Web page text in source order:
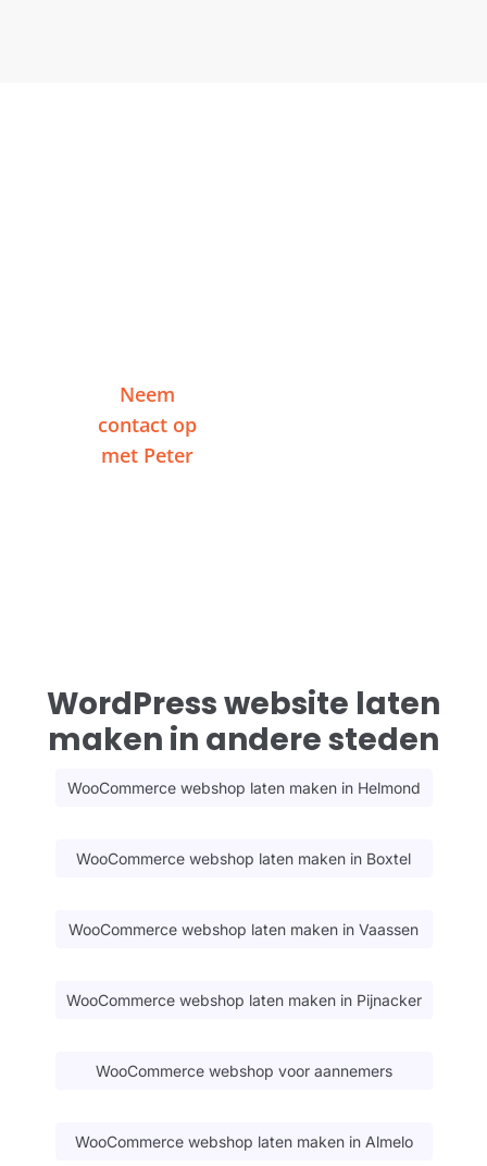
Neem
contact op
met Peter
WordPress website laten
maken in andere steden
WooCommerce webshop laten maken in Helmond
WooCommerce webshop laten maken in Boxtel
WooCommerce webshop laten maken in Vaassen
WooCommerce webshop laten maken in Pijnacker
WooCommerce webshop voor aannemers
WooCommerce webshop laten maken in Almelo